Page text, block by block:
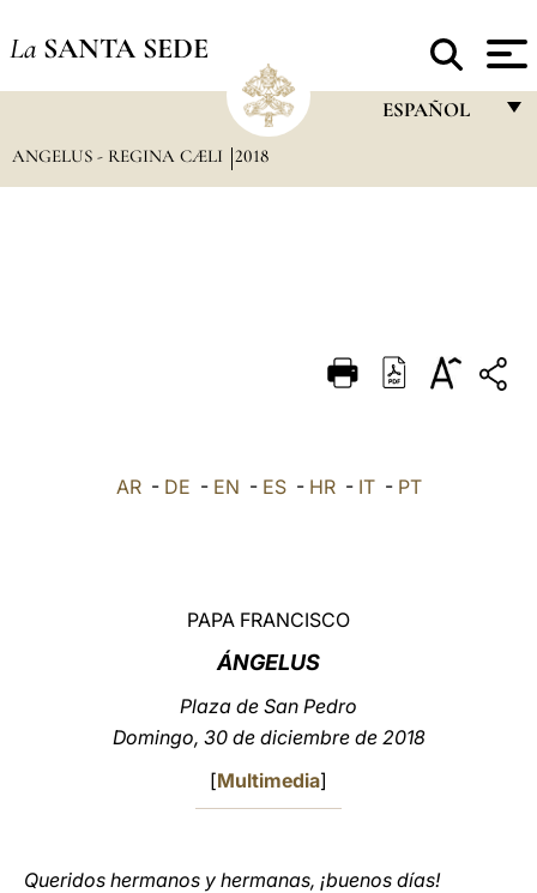
La SANTA SEDE
ESPAÑOL
DEUTSCH
العربيّة
ANGELUS - REGINA CÆLI 2018
AR- DE - EN - ES- HR- IT- PT
PAPA FRANCISCO
ÁNGELUS
Plaza de San Pedro
Domingo, 30 de diciembre de 2018
[Multimedia]
Queridos hermanos y hermanas, ¡buenos días!